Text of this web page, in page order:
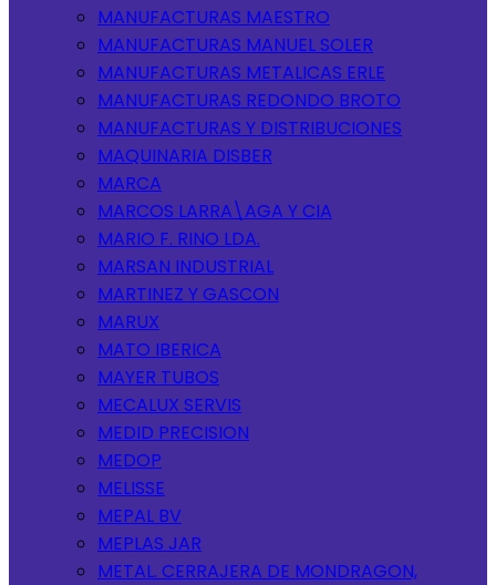
MANUFACTURAS MAESTRO
MANUFACTURAS MANUEL SOLER
MANUFACTURAS METALICAS ERLE
MANUFACTURAS REDONDO BROTO
MANUFACTURAS Y DISTRIBUCIONES
MAQUINARIA DISBER
MARCA
MARCOS LARRA\AGA Y CIA
MARIO F. RINO LDA.
MARSAN INDUSTRIAL
MARTINEZ Y GASCON
MARUX
MATO IBERICA
MAYER TUBOS
MECALUX SERVIS
MEDID PRECISION
MEDOP
MELISSE
MEPAL BV
MEPLAS JAR
METAL. CERRAJERA DE MONDRAGON,